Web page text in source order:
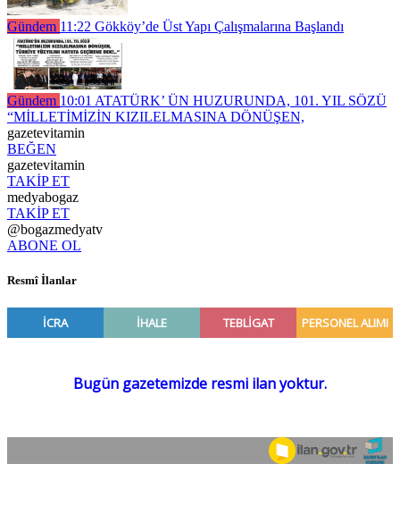
Gündem 11:22 Gökköy’de Üst Yapı Çalışmalarına Başlandı
Gündem 10:01 ATATÜRK’ ÜN HUZURUNDA, 101. YIL SÖZÜ
“MİLLETİMİZİN KIZILELMASINA DÖNÜŞEN,
gazetevitamin
BEĞEN
gazetevitamin
TAKİP ET
medyabogaz
TAKİP ET
@bogazmedyatv
ABONE OL
Resmî İlanlar